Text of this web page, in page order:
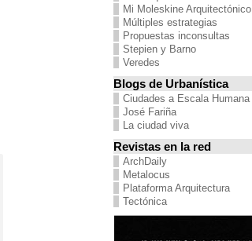
Mi Moleskine Arquitectónico
Múltiples estrategias
Propuestas inconsultas
Stepien y Barno
Veredes
Blogs de Urbanística
Ciudades a Escala Humana
José Fariña
La ciudad viva
Revistas en la red
ArchDaily
Metalocus
Plataforma Arquitectura
Tectónica